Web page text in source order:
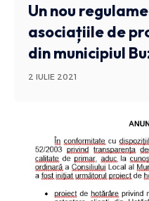
Un nou
asociațiile de
din municipiul
2 IULIE 2021